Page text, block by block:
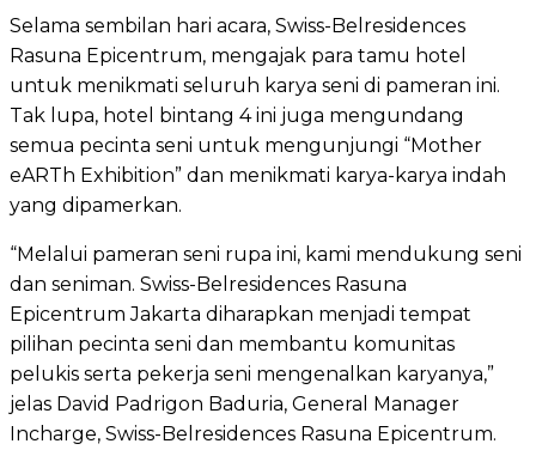
Selama sembilan hari acara, Swiss-Belresidences
Rasuna Epicentrum, mengajak para tamu hotel
untuk menikmati seluruh karya seni di pameran ini.
Tak lupa, hotel bintang 4 ini juga mengundang
semua pecinta seni untuk mengunjungi “Mother
eARTh Exhibition” dan menikmati karya-karya indah
yang dipamerkan.
“Melalui pameran seni rupa ini, kami mendukung seni
dan seniman. Swiss-Belresidences Rasuna
Epicentrum Jakarta diharapkan menjadi tempat
pilihan pecinta seni dan membantu komunitas
pelukis serta pekerja seni mengenalkan karyanya,”
jelas David Padrigon Baduria, General Manager
Incharge, Swiss-Belresidences Rasuna Epicentrum.